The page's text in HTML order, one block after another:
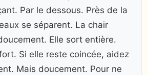
Par le dessous. Près de la
se séparent. La chair
Elle sort entière.
Si elle reste coincée, aidez
Mais doucement. Pour ne